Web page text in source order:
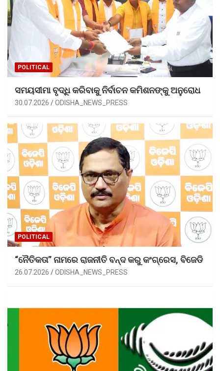
POLITICAL
ସମୟସୀମା ବୃଦ୍ଧି କରିବାକୁ ନିର୍ବାଚନ କମିଶନଙ୍କୁ ଅନୁରୋଧ
30.07.2026 ODISHA_NEWS_PRESS
POLITICAL
“ନୈତିକତା” ନାମରେ ରାଜନୀତି ବନ୍ଦ କରୁ କଂଗ୍ରେସ, ବିଜେଡି
26.07.2026 ODISHA_NEWS_PRESS